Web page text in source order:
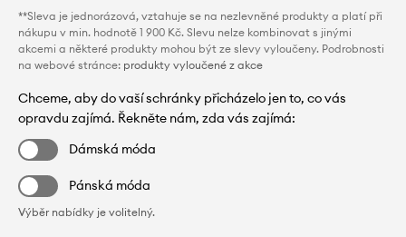
**Sleva je jednorázová, vztahuje se na nezlevněné produkty a platí při
nákupu v min. hodnotě 1 900 Kč. Slevu nelze kombinovat s jinými
akcemi a některé produkty mohou být ze slevy vyloučeny. Podrobnosti
na webové stránce: produkty vyloučené z akce
Chceme, aby do vaší schránky přicházelo jen to, co vás
opravdu zajímá. Řekněte nám, zda vás zajímá:
Dámská móda
Pánská móda
Výběr nabídky je volitelný.